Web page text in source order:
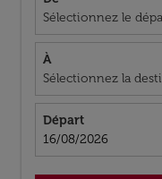
Sélectionnez le
À
Sélectionnez la
Départ
fc-booking-
16/08/2026